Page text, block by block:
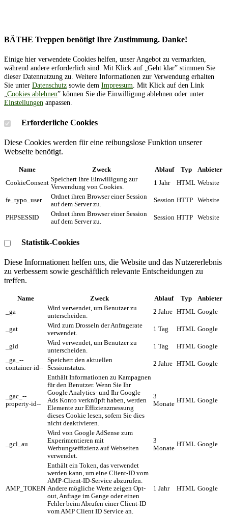
BÄTHE Treppen benötigt Ihre Zustimmung. Danke!
Einige hier verwendete Cookies helfen, unser Angebot zu vermarkten,
während andere erforderlich sind. Mit Klick auf „Geht klar” stimmen Sie
dieser Datennutzung zu. Weitere Informationen zur Verwendung erhalten
Sie unter Datenschutz sowie dem Impressum. Mit Klick auf den Link
„Cookies ablehnen” können Sie die Einwilligung ablehnen oder unter
Einstellungen anpassen.
Erforderliche Cookies
Diese Cookies werden für eine reibungslose Funktion unserer
Webseite benötigt.
Name Zweck Ablauf Typ
Anbieter
CookieConsent Speichert Ihre Einwilligung zur
Verwendung von Cookies.
1 Jahr HTML Website
fe_typo_user
Ordnet ihren Browser einer Session
auf dem Server zu.
Session HTTP Website
PHPSESSID
Ordnet ihren Browser einer Session
auf dem Server zu.
Session HTTP Website
Statistik-Cookies
Diese Informationen helfen uns, die Website und das Nutzererlebnis
zu verbessern sowie geschäftlich relevante Entscheidungen zu
treffen.
Name Zweck Ablauf Typ
Anbieter
_ga
Wird verwendet, um Benutzer zu
unterscheiden.
2 Jahre HTML Google
_gat
Wird zum Drosseln der Anfragerate
verwendet.
1 Tag HTML Google
_gid
Wird verwendet, um Benutzer zu
unterscheiden.
1 Tag HTML Google
_ga_--
container-id--
Speichert den aktuellen
Sessionstatus.
2 Jahre HTML Google
_gac_--
property-id--
Enthält Informationen zu Kampagnen
für den Benutzer. Wenn Sie Ihr
Google Analytics- und Ihr Google
Ads Konto verknüpft haben, werden
Elemente zur Effizienzmessung
dieses Cookie lesen, sofern Sie dies
nicht deaktivieren.
3
Monate HTML Google
_gcl_au
Wird von Google AdSense zum
Experimentieren mit
Werbungseffizienz auf Webseiten
verwendet.
3
Monate
HTML Google
AMP_TOKEN
Enthält ein Token, das verwendet
werden kann, um eine Client-ID vom
AMP-Client-ID-Service abzurufen.
Andere mögliche Werte zeigen Opt-
out, Anfrage im Gange oder einen
Fehler beim Abrufen einer Client-ID
vom AMP Client ID Service an.
1 Jahr HTML Google